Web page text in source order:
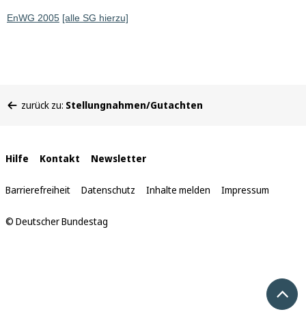
EnWG 2005 [alle SG hierzu]
befinden
zurück zu: Stellungnahmen/Gutachten
Interne
Links
Hilfe Kontakt Newsletter
Barrierefreiheit Datenschutz Inhalte melden Impressum
© Deutscher Bundestag